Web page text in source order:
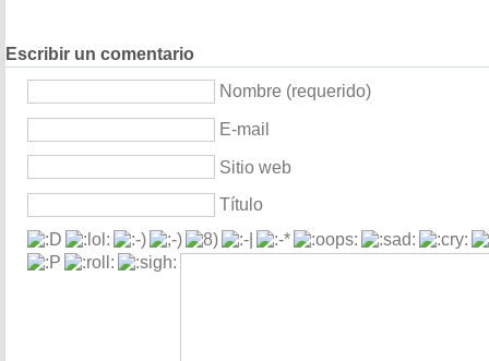
Escribir un comentario
Nombre (requerido)
E-mail
Sitio web
Título